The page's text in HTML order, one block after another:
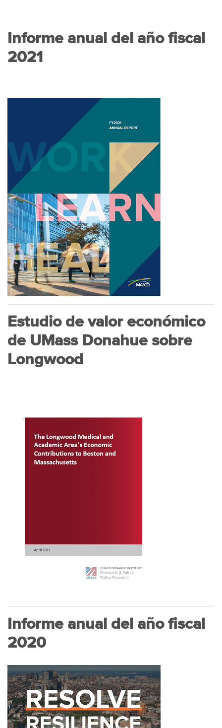
Informe anual del año fiscal
2021
Estudio de valor económico
de UMass Donahue sobre
Longwood
Informe anual del año fiscal
2020